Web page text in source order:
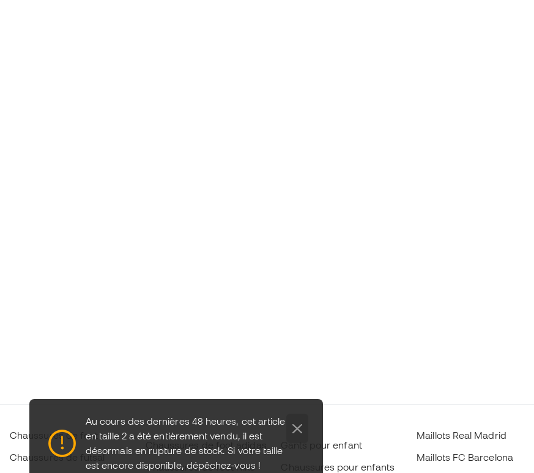
Au cours des dernières 48 heures, cet article
en taille 2 a été entièrement vendu, il est
désormais en rupture de stock. Si votre taille
est encore disponible, dépêchez-vous !
Chaussures de foot
Chaussures de futsal
Chaussures de foot adidas
Chaussures de foot Nike
Gants pour enfant
Chaussures pour enfants
Maillots Real Madrid
Maillots FC Barcelona